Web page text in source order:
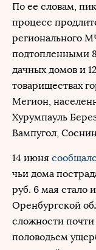
По ее словам,
процесс
регионального
подтопленными
дачных домов и
товариществах
Мегион,
Хурумпауль
Вампугол,
14 июня
чьи дома
руб. 6 мая стало
Оренбургской
сложности
половодьем